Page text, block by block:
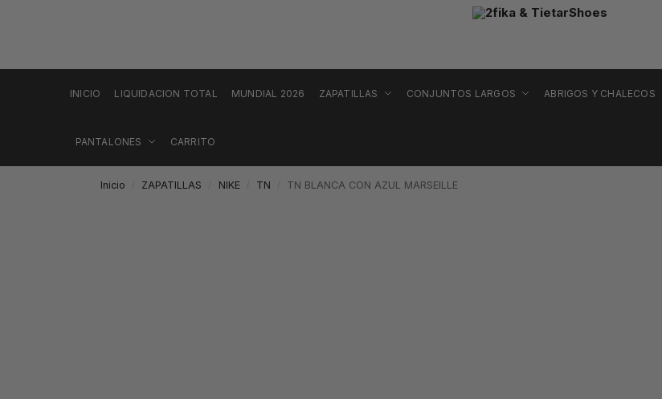
INICIO LIQUIDACION TOTAL MUNDIAL 2026 ZAPATILLAS CONJUNTOS LARGOS ABRIGOS Y CHALECOS
PANTALONES CARRITO
Inicio ZAPATILLAS NIKE TN TN BLANCA CON AZUL MARSEILLE